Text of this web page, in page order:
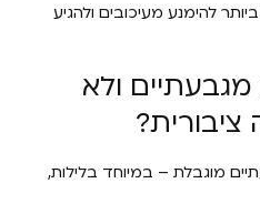
להימנע מעיכובים ולהגיע
ולא
מוגבלת – במיוחד בלילות,